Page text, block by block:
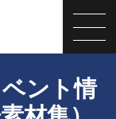
ント情